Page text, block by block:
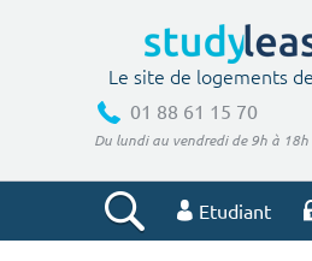
Le site de logements
01 88 61 15 70
Du lundi au vendredi de 9h à 18h
Etudiant